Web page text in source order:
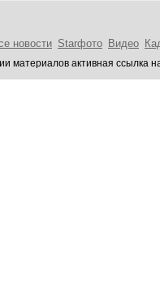
новости Starфото Видео
материалов активная ссылка